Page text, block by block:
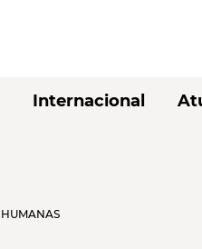
Internacional
HUMANAS